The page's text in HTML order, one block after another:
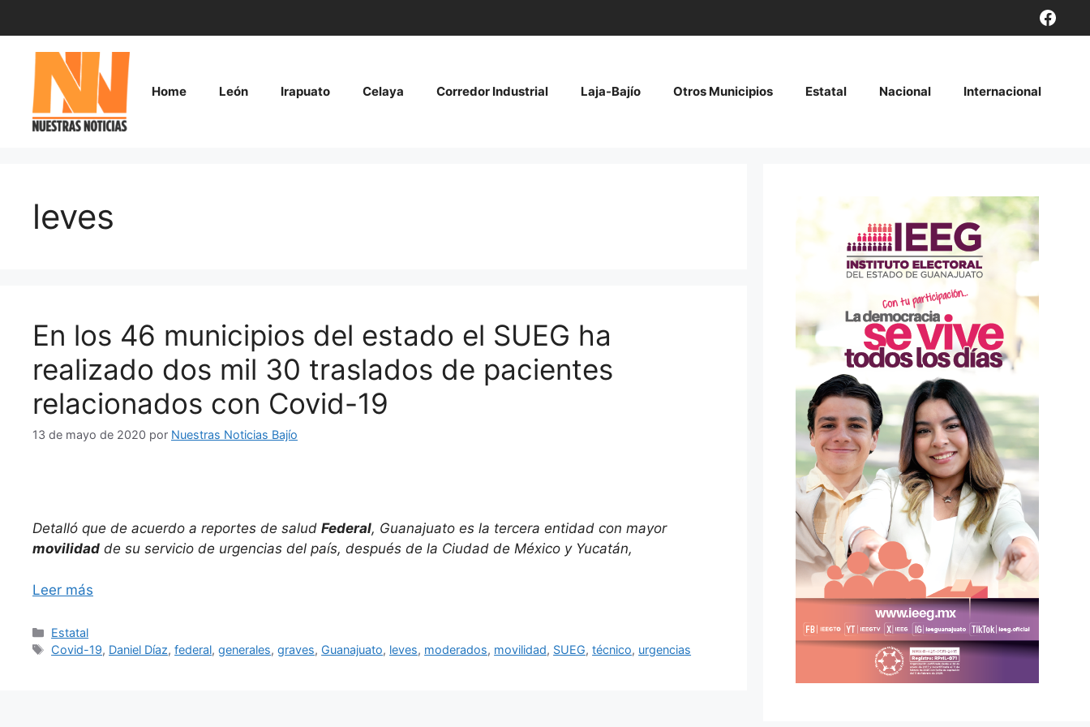
contenido
Home León Irapuato Celaya Corredor Industrial Laja-Bajío Otros Municipios Estatal Nacional Internacional
leves
En los 46 municipios del estado el SUEG ha
realizado dos mil 30 traslados de pacientes
relacionados con Covid-19
13 de mayo de 2020 por Nuestras Noticias Bajío
Detalló que de acuerdo a reportes de salud Federal, Guanajuato es la tercera entidad con mayor
movilidad de su servicio de urgencias del país, después de la Ciudad de México y Yucatán,
Leer más
Categorías
Estatal
Etiquetas
Covid-19, Daniel Díaz,federal,generales,graves, Guanajuato, leves, moderados, movilidad, SUEG,técnico, urgencias